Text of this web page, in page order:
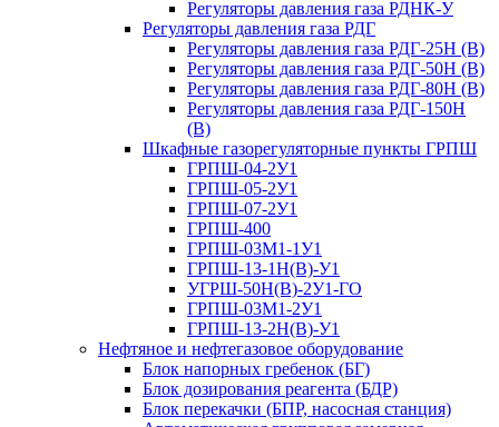
Регуляторы давления газа РДНК-У
Регуляторы давления газа РДГ
Регуляторы давления газа РДГ-25Н (В)
Регуляторы давления газа РДГ-50Н (В)
Регуляторы давления газа РДГ-80Н (В)
Регуляторы давления газа РДГ-150Н
(В)
Шкафные газорегуляторные пункты ГРПШ
ГРПШ-04-2У1
ГРПШ-05-2У1
ГРПШ-07-2У1
ГРПШ-400
ГРПШ-03М1-1У1
ГРПШ-13-1Н(В)-У1
УГРШ-50Н(В)-2У1-ГО
ГРПШ-03М1-2У1
ГРПШ-13-2Н(В)-У1
Нефтяное и нефтегазовое оборудование
Блок напорных гребенок (БГ)
Блок дозирования реагента (БДР)
Блок перекачки (БПР, насосная станция)